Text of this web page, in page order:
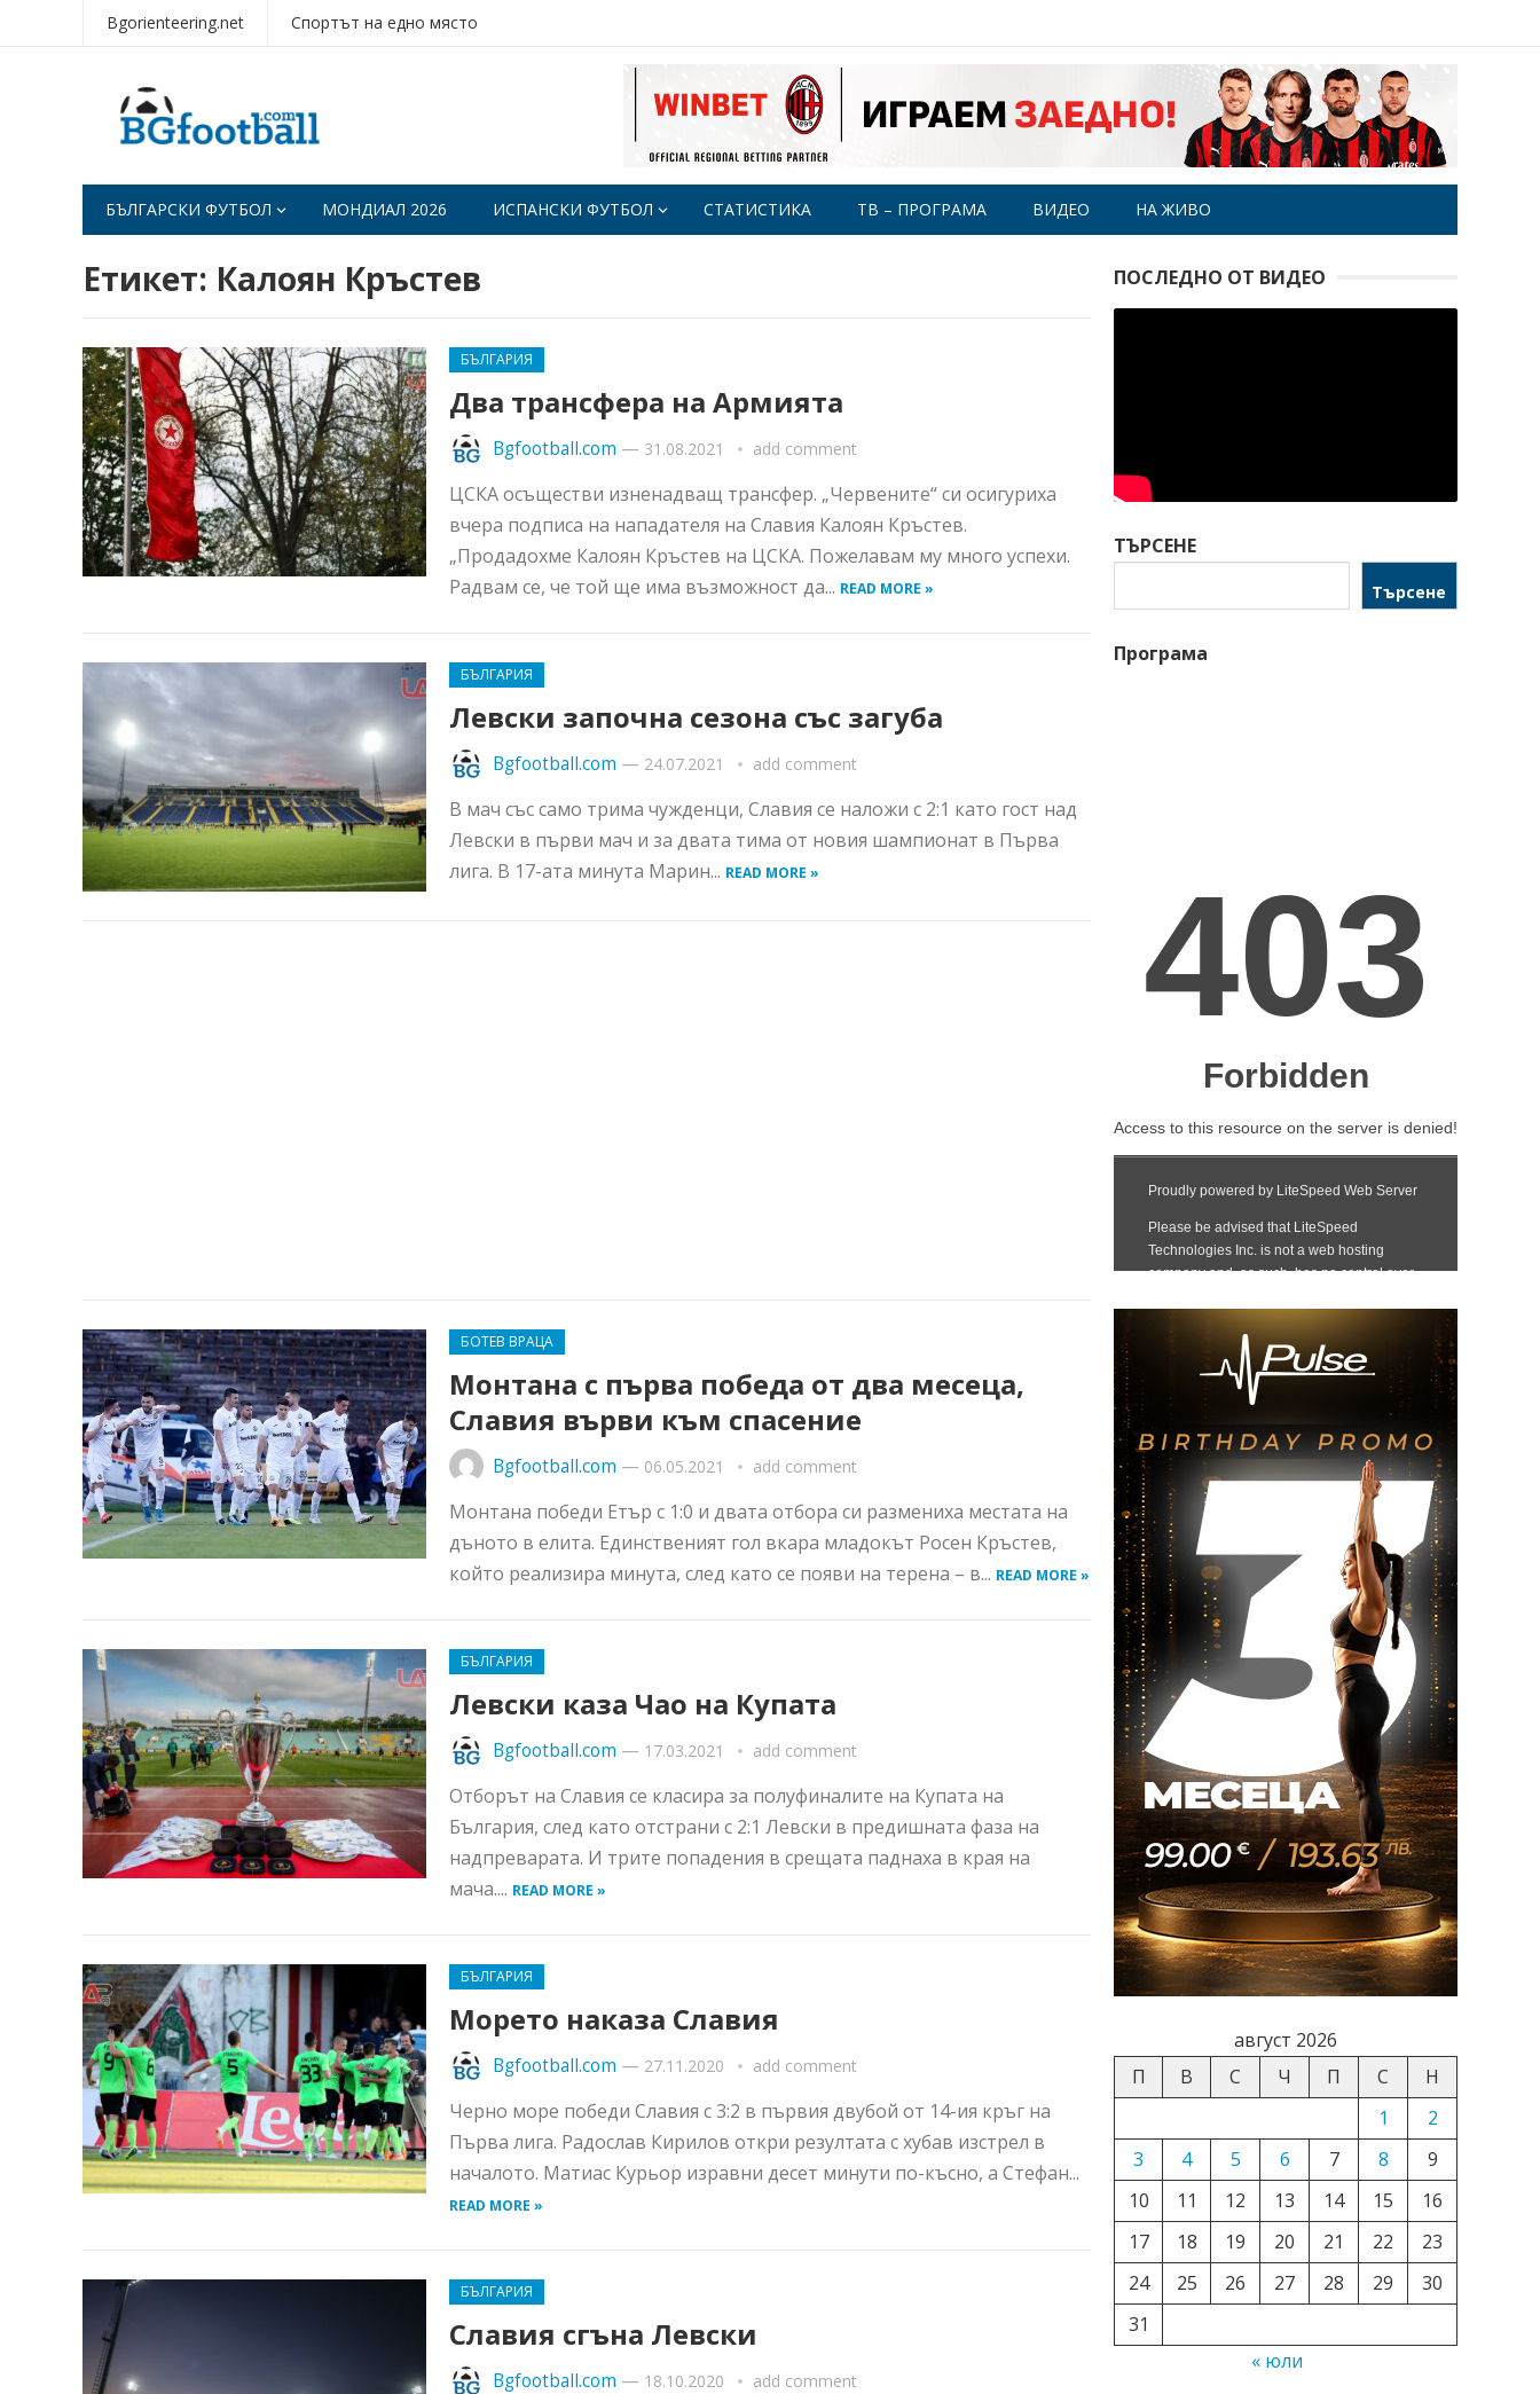
Bgorienteering.net Спортът на едно място
БЪЛГАРСКИ ФУТБОЛ МОНДИАЛ 2026 ИСПАНСКИ ФУТБОЛ СТАТИСТИКА ТВ – ПРОГРАМА ВИДЕО НА ЖИВО
Етикет: Калоян Кръстев
БЪЛГАРИЯ
Два трансфера на Армията
Bgfootball.com — 31.08.2021 add comment
ЦСКА осъществи изненадващ трансфер. „Червените“ си осигуриха
вчера подписа на нападателя на Славия Калоян Кръстев.
„Продадохме Калоян Кръстев на ЦСКА. Пожелавам му много успехи.
Радвам се, че той ще има възможност да... READ MORE »
БЪЛГАРИЯ
Левски започна сезона със загуба
Bgfootball.com — 24.07.2021 add comment
В мач със само трима чужденци, Славия се наложи с 2:1 като гост над
Левски в първи мач и за двата тима от новия шампионат в Първа
лига. В 17-ата минута Марин... READ MORE »
БОТЕВ ВРАЦА
Монтана с първа победа от два месеца,
Славия върви към спасение
Bgfootball.com — 06.05.2021 add comment
Монтана победи Етър с 1:0 и двата отбора си размениха местата на
дъното в елита. Единственият гол вкара младокът Росен Кръстев,
който реализира минута, след като се появи на терена – в... READ MORE »
БЪЛГАРИЯ
Левски каза Чао на Купата
Bgfootball.com — 17.03.2021 add comment
Отборът на Славия се класира за полуфиналите на Купата на
България, след като отстрани с 2:1 Левски в предишната фаза на
надпреварата. И трите попадения в срещата паднаха в края на
мача.... READ MORE »
БЪЛГАРИЯ
Морето наказа Славия
Bgfootball.com — 27.11.2020 add comment
Черно море победи Славия с 3:2 в първия двубой от 14-ия кръг на
Първа лига. Радослав Кирилов откри резултата с хубав изстрел в
началото. Матиас Курьор изравни десет минути по-късно, а Стефан...
READ MORE »
БЪЛГАРИЯ
Славия сгъна Левски
Bgfootball.com — 18.10.2020 add comment
ПОСЛЕДНО ОТ ВИДЕО
ТЪРСЕНЕ
Търсене
Програма
август 2026
П
В С Ч П С
Н
1
2
3
4 5 6 7 8
9
10
11 12 13 14 15
16
17
18 19 20 21 22
23
24
25 26 27 28 29
30
31
« юли